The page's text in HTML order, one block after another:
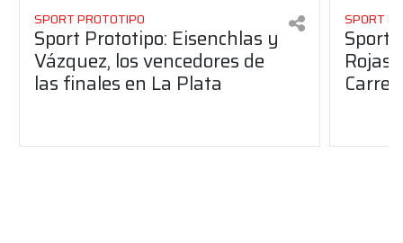
SPORT PROTOTIPO
Sport Prototipo: Eisenchlas y
Vázquez, los vencedores de
las finales en La Plata
SPORT
Sport